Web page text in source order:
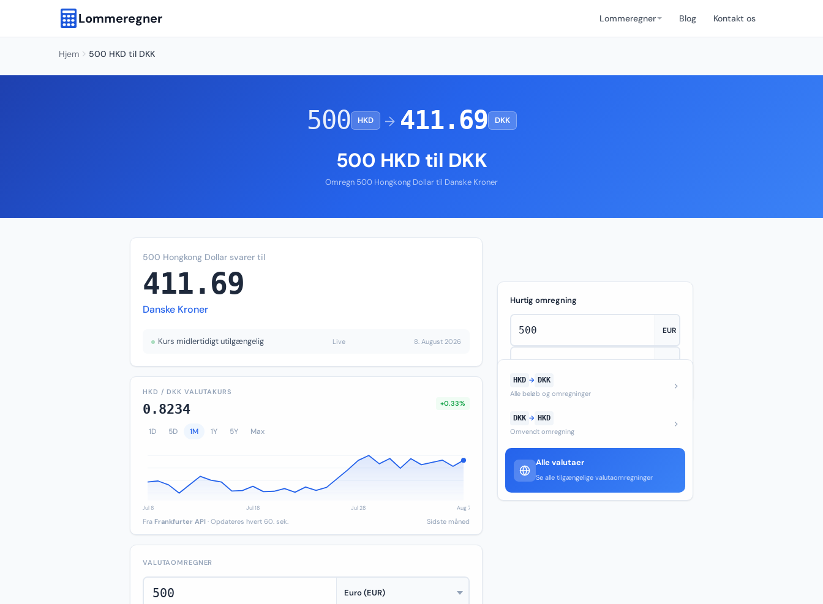
Lommeregner Lommeregner Blog Kontakt os
Hjem 500 HKD til DKK
500 HKD → 411.69 DKK
500 HKD til DKK
Omregn 500 Hongkong Dollar til Danske Kroner
500 Hongkong Dollar svarer til
411.69
Danske Kroner
Kurs midlertidigt utilgængelig Live 8. August 2026
HKD / DKK VALUTAKURS
0.8234 +0.33%
1D 5D 1M 1Y 5Y Max
Fra Frankfurter API · Opdateres hvert 60. sek. Sidste måned
VALUTAOMREGNER
Hurtig omregning
HKD → DKK
Alle beløb og omregninger
DKK → HKD
Omvendt omregning
Alle valutaer
Se alle tilgængelige valutaomregninger